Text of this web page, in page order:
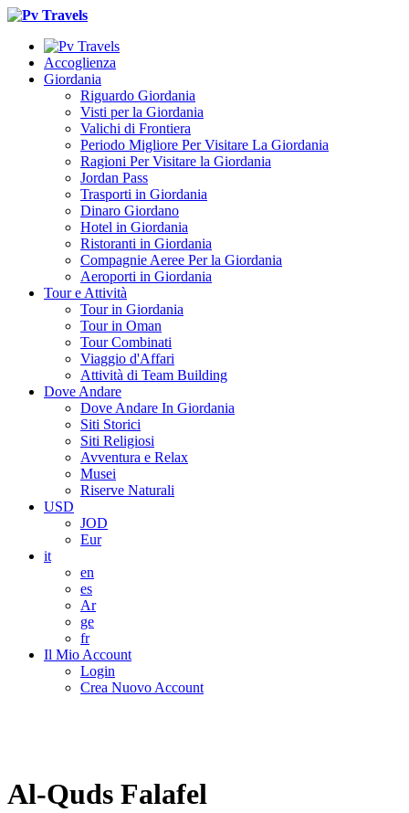
Accoglienza
Giordania
Riguardo Giordania
Visti per la Giordania
Valichi di Frontiera
Periodo Migliore Per Visitare La Giordania
Ragioni Per Visitare la Giordania
Jordan Pass
Trasporti in Giordania
Dinaro Giordano
Hotel in Giordania
Ristoranti in Giordania
Compagnie Aeree Per la Giordania
Aeroporti in Giordania
Tour e Attività
Tour in Giordania
Tour in Oman
Tour Combinati
Viaggio d'Affari
Attività di Team Building
Dove Andare
Dove Andare In Giordania
Siti Storici
Siti Religiosi
Avventura e Relax
Musei
Riserve Naturali
USD
JOD
Eur
it
en
es
Ar
ge
fr
Il Mio Account
Login
Crea Nuovo Account
Al-Quds Falafel